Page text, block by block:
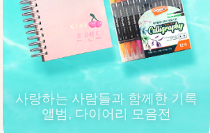
사랑하는 사람들과 함께한 기록
앨범, 다이어리 모음전